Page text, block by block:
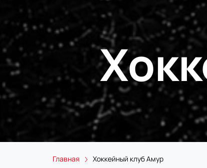
Главная Хоккейный клуб Амур